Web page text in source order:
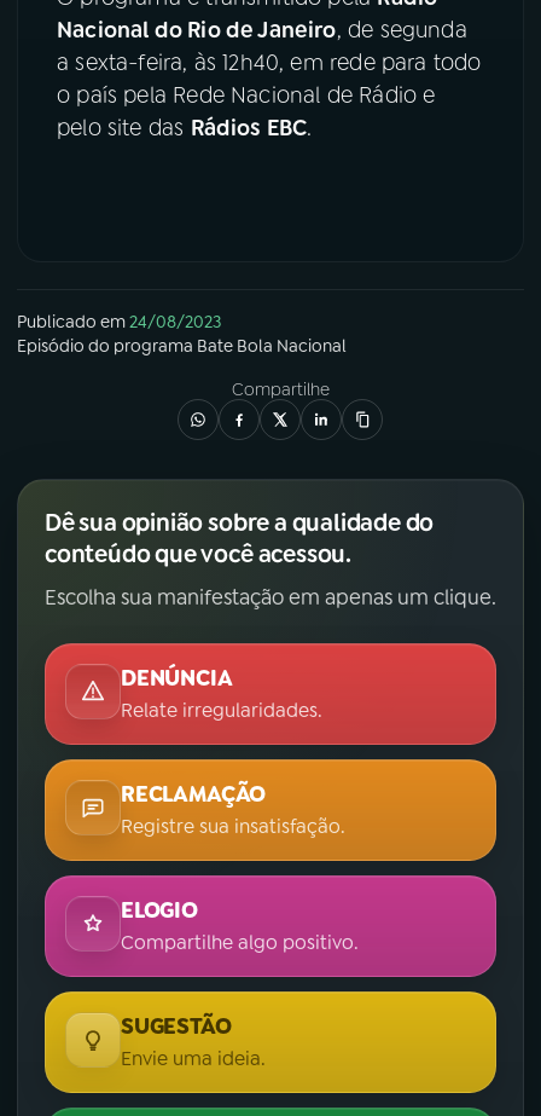
Nacional do Rio de Janeiro, de segunda
a sexta-feira, às 12h40, em rede para todo
o país pela Rede Nacional de Rádio e
pelo site das Rádios EBC.
Publicado em24/08/2023
Episódio do programa Bate Bola Nacional
Compartilhe
Dê sua opinião sobre a qualidade do
conteúdo que você acessou.
Escolha sua manifestação em apenas um clique.
DENÚNCIA
Relate irregularidades.
RECLAMAÇÃO
Registre sua insatisfação.
ELOGIO
Compartilhe algo positivo.
SUGESTÃO
Envie uma ideia.